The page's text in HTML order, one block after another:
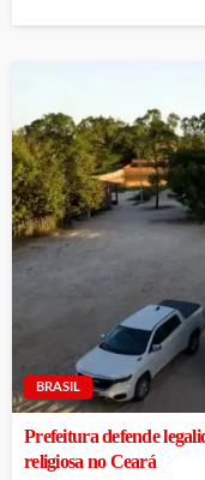
BRASIL
Prefeitura defende
religiosa no Ceará